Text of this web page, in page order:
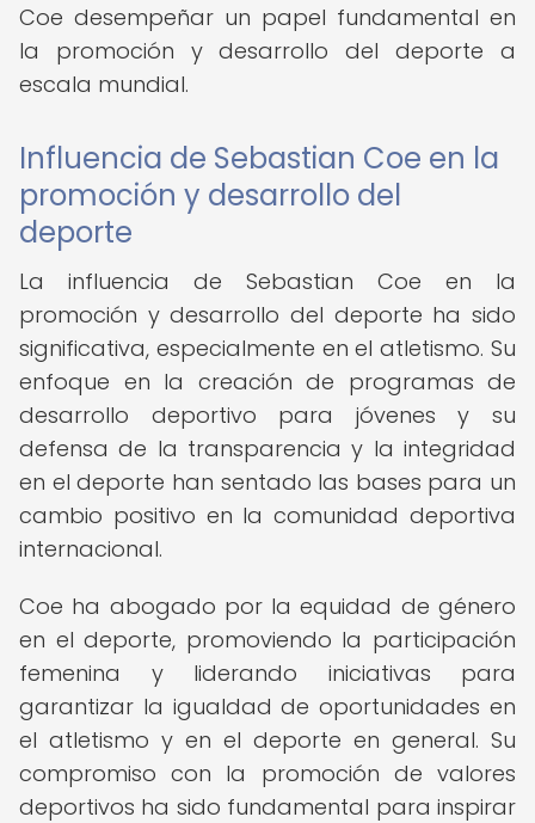
Coe desempeñar un papel fundamental en
la promoción y desarrollo del deporte a
escala mundial.
Influencia de Sebastian Coe en la
promoción y desarrollo del
deporte
La influencia de Sebastian Coe en la
promoción y desarrollo del deporte ha sido
significativa, especialmente en el atletismo. Su
enfoque en la creación de programas de
desarrollo deportivo para jóvenes y su
defensa de la transparencia y la integridad
en el deporte han sentado las bases para un
cambio positivo en la comunidad deportiva
internacional.
Coe ha abogado por la equidad de género
en el deporte, promoviendo la participación
femenina y liderando iniciativas para
garantizar la igualdad de oportunidades en
el atletismo y en el deporte en general. Su
compromiso con la promoción de valores
deportivos ha sido fundamental para inspirar